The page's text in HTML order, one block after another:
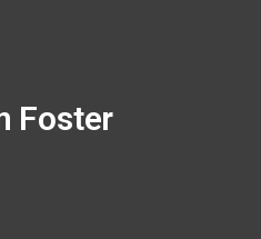
Foster